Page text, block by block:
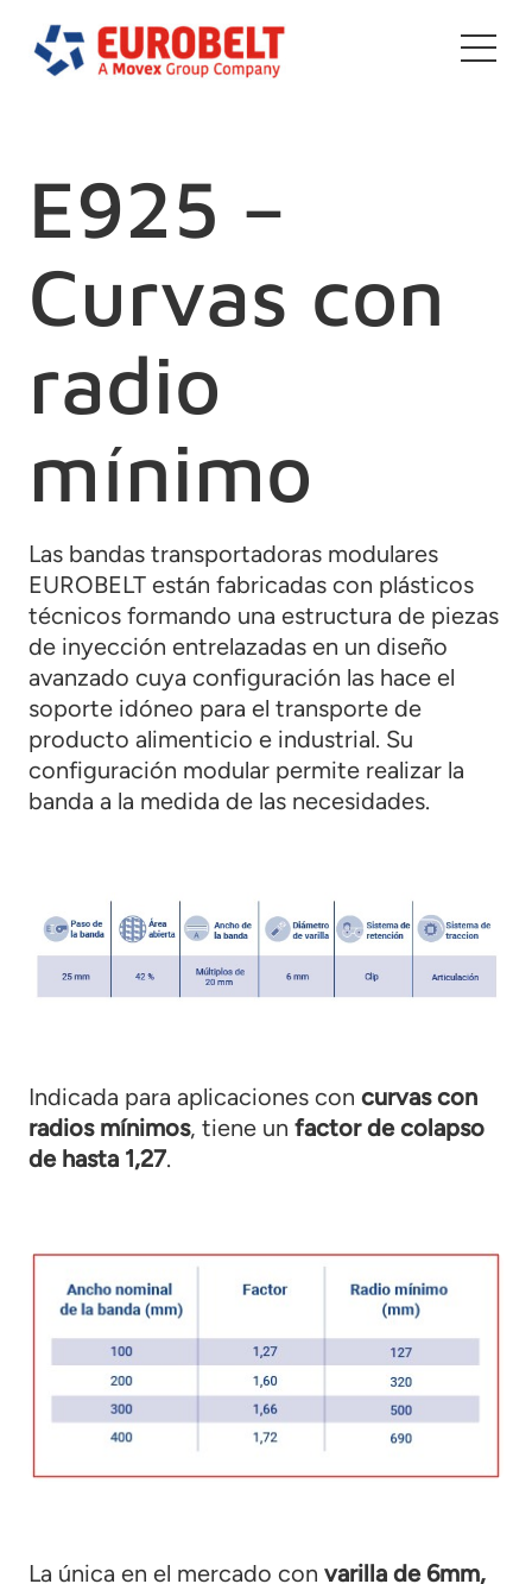
E925 –
Curvas con
radio
mínimo
Las bandas transportadoras modulares
EUROBELT están fabricadas con plásticos
técnicos formando una estructura de piezas
de inyección entrelazadas en un diseño
avanzado cuya configuración las hace el
soporte idóneo para el transporte de
producto alimenticio e industrial. Su
configuración modular permite realizar la
banda a la medida de las necesidades.
Indicada para aplicaciones con curvas con
radios mínimos, tiene un factor de colapso
de hasta 1,27.
La única en el mercado con varilla de 6mm,